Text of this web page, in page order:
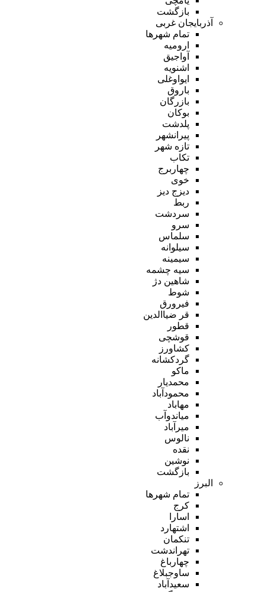
بازگشت
آذربایجان غربی
تمام شهر‌ها
ارومیه
آواجیق
اشنویه
ایواوغلی
باروق
بازرگان
بوکان
پلدشت
پیرانشهر
تازه شهر
تکاب
چهاربرج
خوی
دیزج دیز
ربط
سردشت
سرو
سلماس
سیلوانه
سیمینه
سیه چشمه
شاهین دژ
شوط
فیرورق
قر ضیاالدین
قطور
قوشچی
کشاورز
گردکشانه
ماکو
محمدیار
محمودآباد
مهاباد
میاندوآب
میرآباد
نالوس
نقده
نوشین
بازگشت
البرز
تمام شهر‌ها
کرج
اسارا
اشتهارد
تنکمان
تهراندشت
چهارباغ
ساوجبلاغ
سعیدآباد